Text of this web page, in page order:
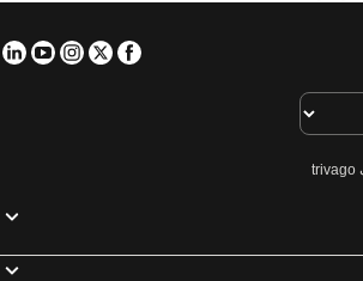
Facebook
Twitter
اعثر بسهولة على نتائجنا: أضف trivago